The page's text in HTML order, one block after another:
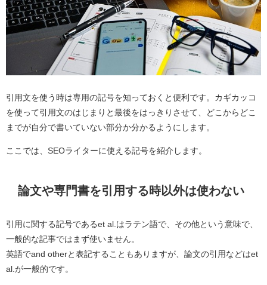
引用文を使う時は専用の記号を知っておくと便利です。カギカッコ
を使って引用文のはじまりと最後をはっきりさせて、どこからどこ
までが自分で書いていない部分か分かるようにします。
ここでは、SEOライターに使える記号を紹介します。
論文や専門書を引用する時以外は使わない
引用に関する記号であるet al.はラテン語で、その他という意味で、
一般的な記事ではまず使いません。
英語でand otherと表記することもありますが、論文の引用などはet
al.が一般的です。